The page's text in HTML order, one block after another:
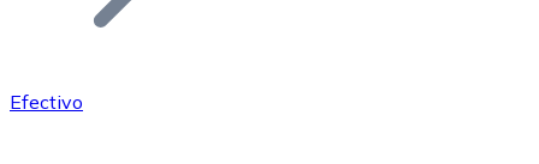
Efectivo